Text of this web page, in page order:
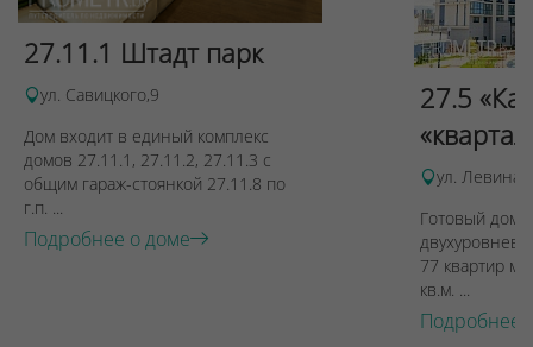
27.11.1 Штадт парк
ул. Савицкого,9
Дом входит в единый комплекс
домов 27.11.1, 27.11.2, 27.11.3 с
общим гараж-стоянкой 27.11.8 по
г.п. ...
Подробнее о доме
27.5
ул. Левина,
Готовый дом
77 квартир
кв.м. ...
Подробнее